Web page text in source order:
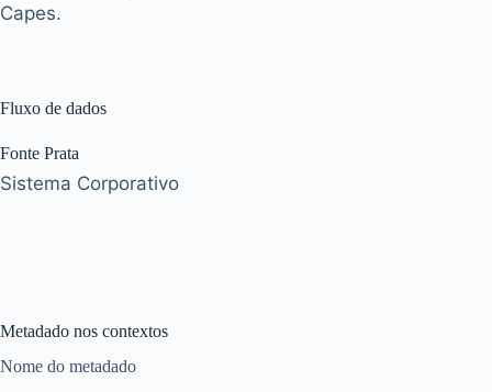
Capes.
Fluxo de dados
Fonte Prata
Sistema Corporativo
Metadado nos contextos
Nome do metadado